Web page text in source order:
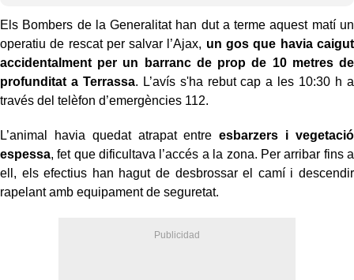
Els Bombers de la Generalitat han dut a terme aquest matí un
operatiu de rescat per salvar l’Ajax, un gos que havia caigut
accidentalment per un barranc de prop de 10 metres de
profunditat a Terrassa. L’avís s'ha rebut cap a les 10:30 h a
través del telèfon d’emergències 112.
L’animal havia quedat atrapat entreesbarzers i vegetació
espessa, fet que dificultava l’accés a la zona. Per arribar fins a
ell, els efectius han hagut de desbrossar el camí i descendir
rapelant amb equipament de seguretat.